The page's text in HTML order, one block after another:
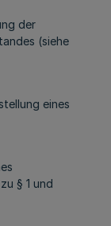
der
(siehe
eines
§ 1 und